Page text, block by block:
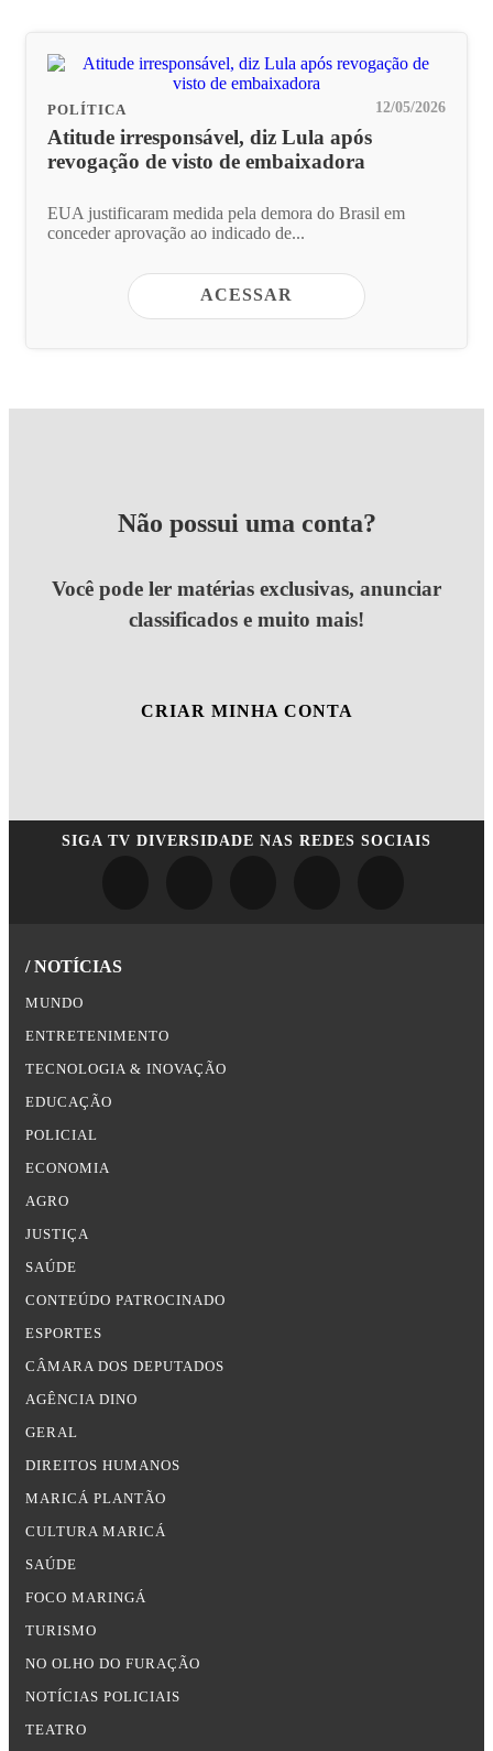
POLÍTICA 12/05/2026
Atitude irresponsável, diz Lula após
revogação de visto de embaixadora
EUA justificaram medida pela demora do Brasil em
conceder aprovação ao indicado de...
ACESSAR
Não possui uma conta?
Você pode ler matérias exclusivas, anunciar
classificados e muito mais!
CRIAR MINHA CONTA
SIGA TV DIVERSIDADE NAS REDES SOCIAIS
/ NOTÍCIAS
MUNDO
ENTRETENIMENTO
TECNOLOGIA & INOVAÇÃO
EDUCAÇÃO
POLICIAL
ECONOMIA
AGRO
JUSTIÇA
SAÚDE
CONTEÚDO PATROCINADO
ESPORTES
CÂMARA DOS DEPUTADOS
AGÊNCIA DINO
GERAL
DIREITOS HUMANOS
MARICÁ PLANTÃO
CULTURA MARICÁ
SAÚDE
FOCO MARINGÁ
TURISMO
NO OLHO DO FURAÇÃO
NOTÍCIAS POLICIAIS
TEATRO